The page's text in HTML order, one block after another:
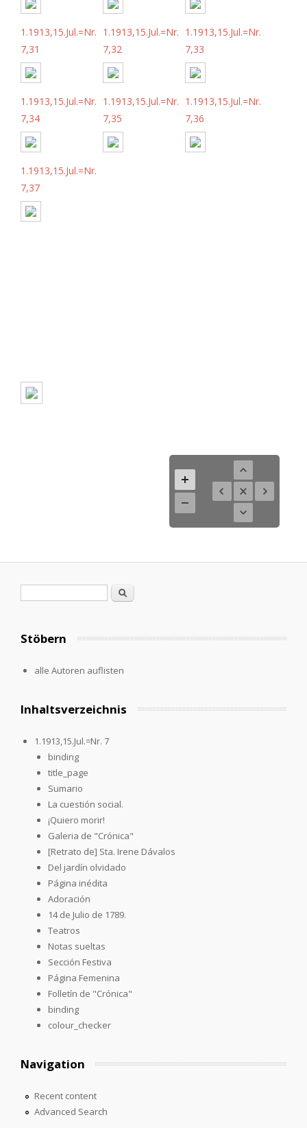
1.1913,15.Jul.=Nr.
7,31
1.1913,15.Jul.=Nr.
7,32
1.1913,15.Jul.=Nr.
7,33
1.1913,15.Jul.=Nr.
7,34
1.1913,15.Jul.=Nr.
7,35
1.1913,15.Jul.=Nr.
7,36
1.1913,15.Jul.=Nr.
7,37
Search
Stöbern
alle Autoren auflisten
Inhaltsverzeichnis
1.1913,15.Jul.=Nr. 7
binding
title_page
Sumario
La cuestión social.
¡Quiero morir!
Galeria de "Crónica"
[Retrato de] Sta. Irene Dávalos
Del jardín olvidado
Página inédita
Adoración
14 de Julio de 1789.
Teatros
Notas sueltas
Sección Festiva
Página Femenina
Folletín de "Crónica"
binding
colour_checker
Navigation
Recent content
Advanced Search